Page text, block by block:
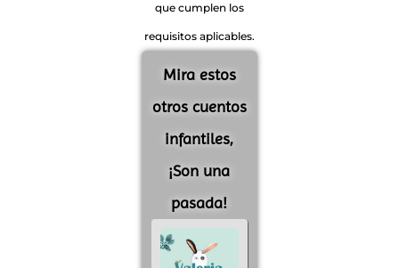
que cumplen los
requisitos aplicables.
Mira estos
otros cuentos
infantiles,
¡Son una
pasada!